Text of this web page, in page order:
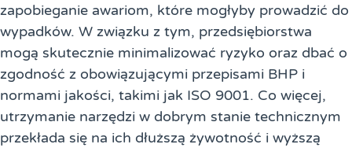
zapobieganie awariom, które mogłyby prowadzić do
wypadków. W związku z tym, przedsiębiorstwa
mogą skutecznie minimalizować ryzyko oraz dbać o
zgodność z obowiązującymi przepisami BHP i
normami jakości, takimi jak ISO 9001. Co więcej,
utrzymanie narzędzi w dobrym stanie technicznym
przekłada się na ich dłuższą żywotność i wyższą